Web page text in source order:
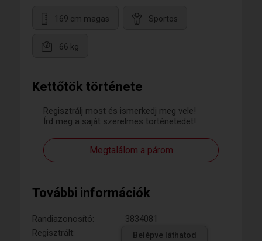
Kettőtök története
Regisztrálj most és ismerkedj meg vele!
Írd meg a saját szerelmes történetedet!
Megtalálom a párom
További információk
Randiazonosító:
3834081
Regisztrált:
Belépve láthatod
169 cm magas Sportos
66 kg